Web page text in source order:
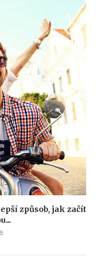
způsob, jak začít